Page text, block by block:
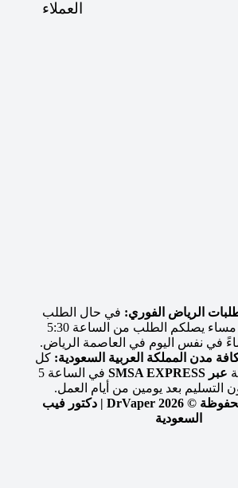
العملاء
الرياض الفوري: في حال الطلب
قبل الساعة 5 مساء يصلكم الطلب من الساعة 5:30
مدن المملكة العربية السعودية: كل
عبر SMSA EXPRESS
في الساعة 5
بعد يومين من أيام العمل.
جميع الحقوق محفوظة © 2026 DrVaper | دكتور فيب
السعودية